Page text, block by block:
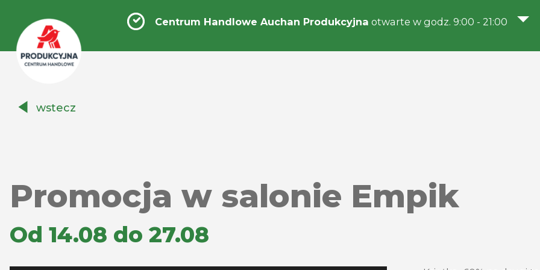
Handlowe
Centrum Handlowe Auchan Produkcyjna otwarte w godz. 9:00 - 21:00
wstecz
Promocja w salonie Empik
Od 14.08 do 27.08